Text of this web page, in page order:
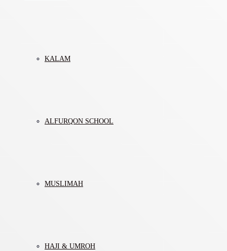
KALAM
ALFURQON SCHOOL
MUSLIMAH
HAJI & UMROH